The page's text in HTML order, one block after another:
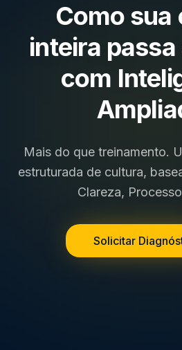
Como sua
inteira passa
com
Mais do que treinamento.
estruturada de cultura,
Clareza,
Solicitar